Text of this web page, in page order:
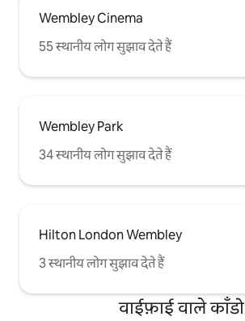
Wembley Cinema
55 स्थानीय लोग सुझाव देते हैं
Wembley Park
34 स्थानीय लोग सुझाव देते हैं
Hilton London Wembley
3 स्थानीय लोग सुझाव देते हैं
वाईफ़ाई वाले काँडो